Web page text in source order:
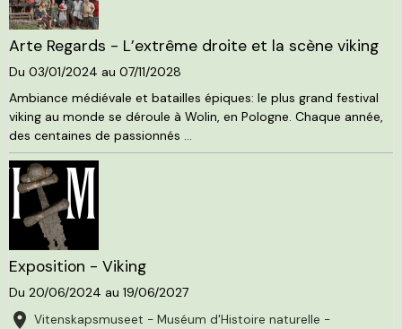
Arte Regards - L’extrême droite et la scène viking
Du 03/01/2024 au 07/11/2028
Ambiance médiévale et batailles épiques: le plus grand festival
viking au monde se déroule à Wolin, en Pologne. Chaque année,
des centaines de passionnés ...
Exposition - Viking
Du 20/06/2024 au 19/06/2027
Vitenskapsmuseet - Muséum d'Histoire naturelle -